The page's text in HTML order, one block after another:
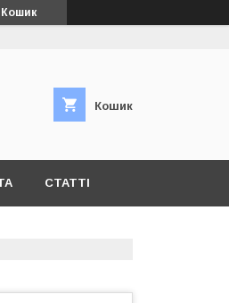
Кошик
Кошик
СТАТТІ